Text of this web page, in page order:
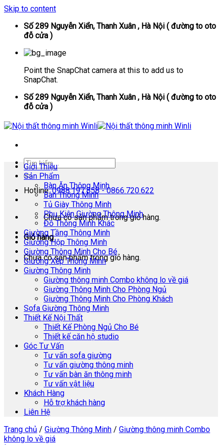
Skip to content
Số 289 Nguyễn Xiển, Thanh Xuân , Hà Nội ( đường to oto
đỗ cửa )
Point the SnapChat camera at this to add us to
SnapChat.
Số 289 Nguyễn Xiển, Thanh Xuân , Hà Nội ( đường to oto
đỗ cửa )
Hotline:0988.197.858 - 0866.720.622
Chưa có sản phẩm trong giỏ hàng.
Giỏ hàng
Chưa có sản phẩm trong giỏ hàng.
Giới Thiệu
Sản Phẩm
Bàn Ăn Thông Minh
Bàn Thông Minh
Tủ Giày Thông Minh
Phụ Kiện Giường Thông Minh
Đồ Thông Minh Khác
Giường Tầng Thông Minh
Giường Hộp Thông Minh
Giường Thông Minh Cho Bé
Giường Xếp Thông Minh
Giường Thông Minh
Giường thông minh Combo không lo về giá
Giường Thông Minh Cho Phòng Ngủ
Giường Thông Minh Cho Phòng Khách
Sofa Giường Thông Minh
Thiết Kế Nội Thất
Thiết Kế Phòng Ngủ Cho Bé
Thiết kế căn hộ studio
Góc Tư Vấn
Tư vấn sofa giường
Tư vấn giường thông minh
Tư vấn bàn ăn thông minh
Tư vấn vật liệu
Khách Hàng
Hỗ trợ khách hàng
Liên Hệ
Trang chủ / Giường Thông Minh / Giường thông minh Combo
không lo về giá